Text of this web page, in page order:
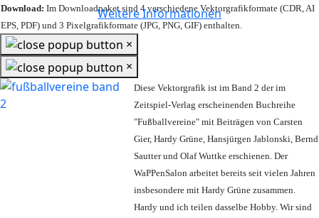
Weitere Informationen
Download: Im Downloadpaket sind 4 verschiedene Vektorgrafikformate (CDR, AI
EPS, PDF) und 3 Pixelgrafikformate (JPG, PNG, GIF) enthalten.
×
×
Diese Vektorgrafik ist im Band 2 der im
Zeitspiel-Verlag erscheinenden Buchreihe
"Fußballvereine" mit Beiträgen von Carsten
Gier, Hardy Grüne, Hansjürgen Jablonski, Bernd
Sautter und Olaf Wuttke erschienen. Der
WaPPenSalon arbeitet bereits seit vielen Jahren
insbesondere mit Hardy Grüne zusammen.
Hardy und ich teilen dasselbe Hobby. Wir sind